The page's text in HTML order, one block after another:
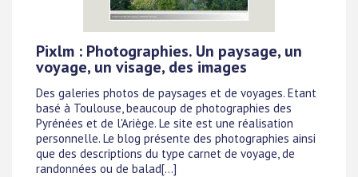
Pixlm : Photographies. Un paysage, un
voyage, un visage, des images
Des galeries photos de paysages et de voyages. Etant
basé à Toulouse, beaucoup de photographies des
Pyrénées et de l'Ariège. Le site est une réalisation
personnelle. Le blog présente des photographies ainsi
que des descriptions du type carnet de voyage, de
randonnées ou de balad[...]